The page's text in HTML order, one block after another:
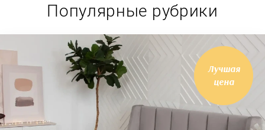
Популярные рубрики
Лучшая
цена